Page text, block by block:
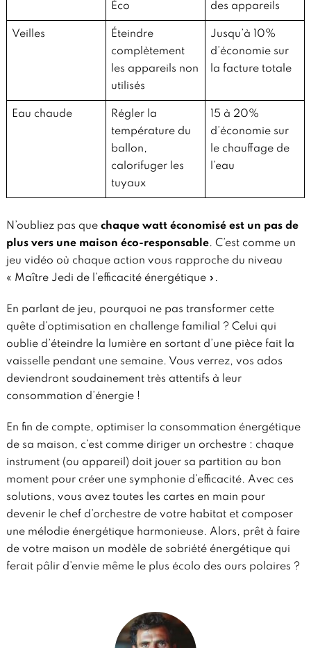
Éco
des appareils
Veilles
Éteindre
complètement
les appareils non
utilisés
Jusqu’à 10%
d’économie sur
la facture totale
Eau chaude
Régler la
température du
ballon,
calorifuger les
tuyaux
15 à 20%
d’économie sur
le chauffage de
l’eau
N’oubliez pas que chaque watt économisé est un pas de
plus vers une maison éco-responsable. C’est comme un
jeu vidéo où chaque action vous rapproche du niveau
« Maître Jedi de l’efficacité énergétique ».
En parlant de jeu, pourquoi ne pas transformer cette
quête d’optimisation en challenge familial ? Celui qui
oublie d’éteindre la lumière en sortant d’une pièce fait la
vaisselle pendant une semaine. Vous verrez, vos ados
deviendront soudainement très attentifs à leur
consommation d’énergie !
En fin de compte, optimiser la consommation énergétique
de sa maison, c’est comme diriger un orchestre : chaque
instrument (ou appareil) doit jouer sa partition au bon
moment pour créer une symphonie d’efficacité. Avec ces
solutions, vous avez toutes les cartes en main pour
devenir le chef d’orchestre de votre habitat et composer
une mélodie énergétique harmonieuse. Alors, prêt à faire
de votre maison un modèle de sobriété énergétique qui
ferait pâlir d’envie même le plus écolo des ours polaires ?